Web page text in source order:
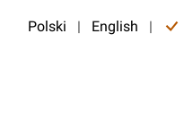
Polski | English |